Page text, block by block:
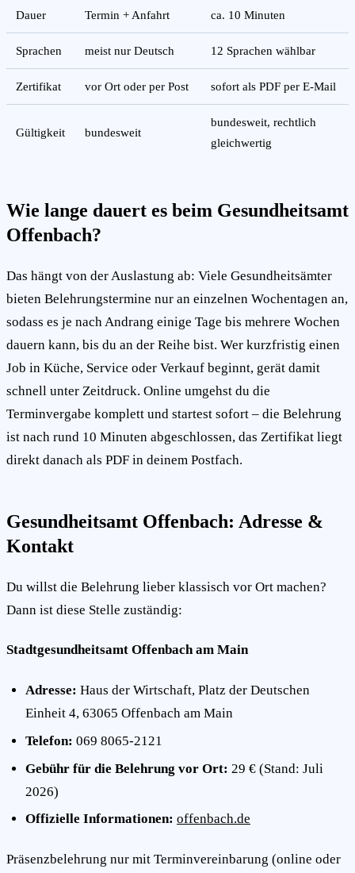
Dauer Termin + Anfahrt ca. 10 Minuten
Sprachen meist nur Deutsch 12 Sprachen wählbar
Zertifikat vor Ort oder per Post sofort als PDF per E-Mail
Gültigkeit bundesweit
bundesweit, rechtlich
gleichwertig
Wie lange dauert es beim Gesundheitsamt
Offenbach?
Das hängt von der Auslastung ab: Viele Gesundheitsämter
bieten Belehrungstermine nur an einzelnen Wochentagen an,
sodass es je nach Andrang einige Tage bis mehrere Wochen
dauern kann, bis du an der Reihe bist. Wer kurzfristig einen
Job in Küche, Service oder Verkauf beginnt, gerät damit
schnell unter Zeitdruck. Online umgehst du die
Terminvergabe komplett und startest sofort – die Belehrung
ist nach rund 10 Minuten abgeschlossen, das Zertifikat liegt
direkt danach als PDF in deinem Postfach.
Gesundheitsamt Offenbach: Adresse &
Kontakt
Du willst die Belehrung lieber klassisch vor Ort machen?
Dann ist diese Stelle zuständig:
Stadtgesundheitsamt Offenbach am Main
Adresse: Haus der Wirtschaft, Platz der Deutschen
Einheit 4, 63065 Offenbach am Main
Telefon: 069 8065-2121
Gebühr für die Belehrung vor Ort: 29 € (Stand: Juli
2026)
Offizielle Informationen: offenbach.de
Präsenzbelehrung nur mit Terminvereinbarung (online oder